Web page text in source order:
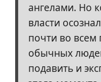
ангелами. Но
власти
почти во всем
обычных
подавить и